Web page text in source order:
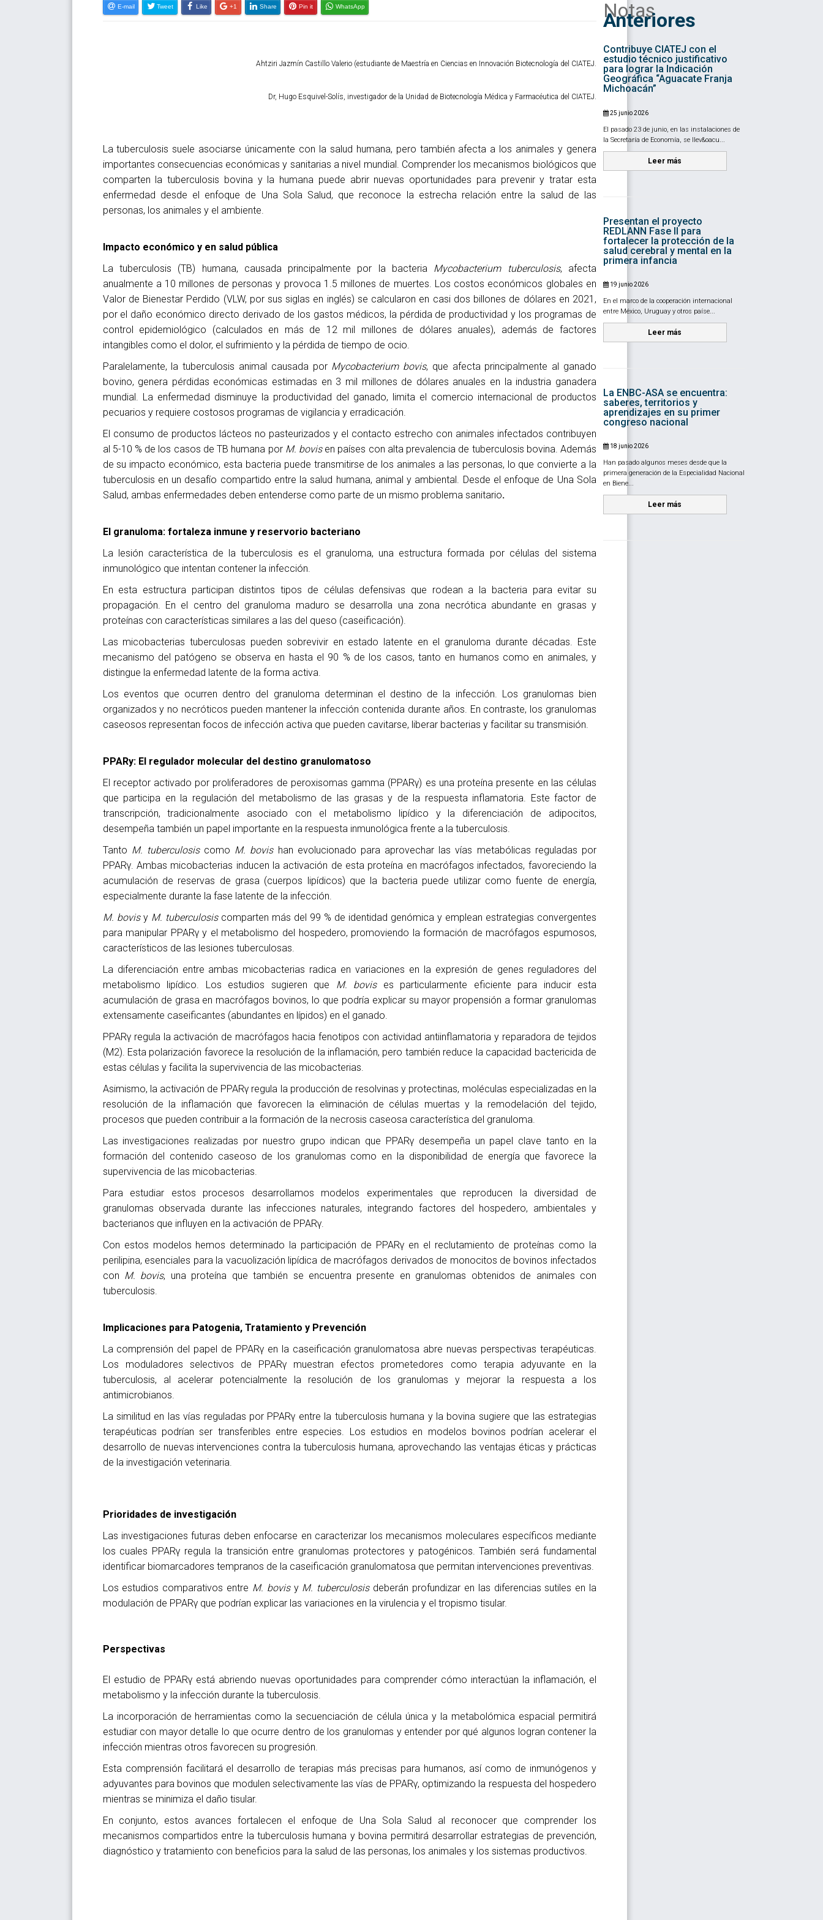
E-mail Tweet Like +1 Share Pin it WhatsApp
Ahtziri Jazmín Castillo Valerio (estudiante de Maestría en Ciencias en Innovación Biotecnología del CIATEJ.
Dr, Hugo Esquivel-Solís​, investigador de la Unidad de Biotecnología Médica y Farmacéutica del CIATEJ.
La tuberculosis suele asociarse únicamente con la salud humana, pero también afecta a los animales y genera
importantes consecuencias económicas y sanitarias a nivel mundial. Comprender los mecanismos biológicos que
comparten la tuberculosis bovina y la humana puede abrir nuevas oportunidades para prevenir y tratar esta
enfermedad desde el enfoque de Una Sola Salud, que reconoce la estrecha relación entre la salud de las
personas, los animales y el ambiente.
Impacto económico y en salud pública
La tuberculosis (TB) humana, causada principalmente por la bacteria Mycobacterium tuberculosis, afecta
anualmente a 10 millones de personas y provoca 1.5 millones de muertes. Los costos económicos globales en
Valor de Bienestar Perdido (VLW, por sus siglas en inglés) se calcularon en casi dos billones de dólares en 2021,
por el daño económico directo derivado de los gastos médicos, la pérdida de productividad y los programas de
control epidemiológico (calculados en más de 12 mil millones de dólares anuales), además de factores
intangibles como el dolor, el sufrimiento y la pérdida de tiempo de ocio.
Paralelamente, la tuberculosis animal causada por Mycobacterium bovis, que afecta principalmente al ganado
bovino, genera pérdidas económicas estimadas en 3 mil millones de dólares anuales en la industria ganadera
mundial. La enfermedad disminuye la productividad del ganado, limita el comercio internacional de productos
pecuarios y requiere costosos programas de vigilancia y erradicación.
El consumo de productos lácteos no pasteurizados y el contacto estrecho con animales infectados contribuyen
al 5-10 % de los casos de TB humana por M. bovisen países con alta prevalencia de tuberculosis bovina. Además
de su impacto económico, esta bacteria puede transmitirse de los animales a las personas, lo que convierte a la
tuberculosis en un desafío compartido entre la salud humana, animal y ambiental. Desde el enfoque de Una Sola
Salud, ambas enfermedades deben entenderse como parte de un mismo problema sanitario.
El granuloma: fortaleza inmune y reservorio bacteriano
La lesión característica de la tuberculosis es el granuloma, una estructura formada por células del sistema
inmunológico que intentan contener la infección.
En esta estructura participan distintos tipos de células defensivas que rodean a la bacteria para evitar su
propagación. En el centro del granuloma maduro se desarrolla una zona necrótica abundante en grasas y
proteínas con características similares a las del queso (caseificación).
Las micobacterias tuberculosas pueden sobrevivir en estado latente en el granuloma durante décadas. Este
mecanismo del patógeno se observa en hasta el 90 % de los casos, tanto en humanos como en animales, y
distingue la enfermedad latente de la forma activa.
Los eventos que ocurren dentro del granuloma determinan el destino de la infección. Los granulomas bien
organizados y no necróticos pueden mantener la infección contenida durante años. En contraste, los granulomas
caseosos representan focos de infección activa que pueden cavitarse, liberar bacterias y facilitar su transmisión.
PPARy: El regulador molecular del destino granulomatoso
El receptor activado por proliferadores de peroxisomas gamma (PPARγ) es una proteína presente en las células
que participa en la regulación del metabolismo de las grasas y de la respuesta inflamatoria. Este factor de
transcripción, tradicionalmente asociado con el metabolismo lipídico y la diferenciación de adipocitos,
desempeña también un papel importante en la respuesta inmunológica frente a la tuberculosis.
Tanto M. tuberculosiscomo M. bovishan evolucionado para aprovechar las vías metabólicas reguladas por
PPARγ. Ambas micobacterias inducen la activación de esta proteína en macrófagos infectados, favoreciendo la
acumulación de reservas de grasa (cuerpos lipídicos) que la bacteria puede utilizar como fuente de energía,
especialmente durante la fase latente de la infección.
M. bovisy M. tuberculosiscomparten más del 99 % de identidad genómica y emplean estrategias convergentes
para manipular PPARγ y el metabolismo del hospedero, promoviendo la formación de macrófagos espumosos,
característicos de las lesiones tuberculosas.
La diferenciación entre ambas micobacterias radica en variaciones en la expresión de genes reguladores del
metabolismo lipídico. Los estudios sugieren que M. bovises particularmente eficiente para inducir esta
acumulación de grasa en macrófagos bovinos, lo que podría explicar su mayor propensión a formar granulomas
extensamente caseificantes (abundantes en lípidos) en el ganado.
PPARγ regula la activación de macrófagos hacia fenotipos con actividad antiinflamatoria y reparadora de tejidos
(M2). Esta polarización favorece la resolución de la inflamación, pero también reduce la capacidad bactericida de
estas células y facilita la supervivencia de las micobacterias.
Asimismo, la activación de PPARγ regula la producción de resolvinas y protectinas, moléculas especializadas en la
resolución de la inflamación que favorecen la eliminación de células muertas y la remodelación del tejido,
procesos que pueden contribuir a la formación de la necrosis caseosa característica del granuloma.
Las investigaciones realizadas por nuestro grupo indican que PPARγ desempeña un papel clave tanto en la
formación del contenido caseoso de los granulomas como en la disponibilidad de energía que favorece la
supervivencia de las micobacterias.
Para estudiar estos procesos desarrollamos modelos experimentales que reproducen la diversidad de
granulomas observada durante las infecciones naturales, integrando factores del hospedero, ambientales y
bacterianos que influyen en la activación de PPARγ.
Con estos modelos hemos determinado la participación de PPARγ en el reclutamiento de proteínas como la
perilipina, esenciales para la vacuolización lipídica de macrófagos derivados de monocitos de bovinos infectados
con M. bovis, una proteína que también se encuentra presente en granulomas obtenidos de animales con
tuberculosis.
Implicaciones para Patogenia, Tratamiento y Prevención
La comprensión del papel de PPARγ en la caseificación granulomatosa abre nuevas perspectivas terapéuticas.
Los moduladores selectivos de PPARγ muestran efectos prometedores como terapia adyuvante en la
tuberculosis, al acelerar potencialmente la resolución de los granulomas y mejorar la respuesta a los
antimicrobianos.
La similitud en las vías reguladas por PPARγ entre la tuberculosis humana y la bovina sugiere que las estrategias
terapéuticas podrían ser transferibles entre especies. Los estudios en modelos bovinos podrían acelerar el
desarrollo de nuevas intervenciones contra la tuberculosis humana, aprovechando las ventajas éticas y prácticas
de la investigación veterinaria.
Prioridades de investigación
Las investigaciones futuras deben enfocarse en caracterizar los mecanismos moleculares específicos mediante
los cuales PPARγ regula la transición entre granulomas protectores y patogénicos. También será fundamental
identificar biomarcadores tempranos de la caseificación granulomatosa que permitan intervenciones preventivas.
Los estudios comparativos entre M. bovisy M. tuberculosisdeberán profundizar en las diferencias sutiles en la
modulación de PPARγ que podrían explicar las variaciones en la virulencia y el tropismo tisular.
Perspectivas
El estudio de PPARγ está abriendo nuevas oportunidades para comprender cómo interactúan la inflamación, el
metabolismo y la infección durante la tuberculosis.
La incorporación de herramientas como la secuenciación de célula única y la metabolómica espacial permitirá
estudiar con mayor detalle lo que ocurre dentro de los granulomas y entender por qué algunos logran contener la
infección mientras otros favorecen su progresión.
Esta comprensión facilitará el desarrollo de terapias más precisas para humanos, así como de inmunógenos y
adyuvantes para bovinos que modulen selectivamente las vías de PPARγ, optimizando la respuesta del hospedero
mientras se minimiza el daño tisular.
En conjunto, estos avances fortalecen el enfoque de Una Sola Salud al reconocer que comprender los
mecanismos compartidos entre la tuberculosis humana y bovina permitirá desarrollar estrategias de prevención,
diagnóstico y tratamiento con beneficios para la salud de las personas, los animales y los sistemas productivos.
Notas
Anteriores
Contribuye CIATEJ con el
estudio técnico justificativo
para lograr la Indicación
Geográfica “Aguacate Franja
Michoacán”
25 junio 2026
El pasado 23 de junio, en las instalaciones de
la Secretaría de Economía, se llev&oacu...
Leer más
Presentan el proyecto
REDLANN Fase II para
fortalecer la protección de la
salud cerebral y mental en la
primera infancia
19 junio 2026
En el marco de la cooperación internacional
entre México, Uruguay y otros paíse...
Leer más
La ENBC-ASA se encuentra:
saberes, territorios y
aprendizajes en su primer
congreso nacional
18 junio 2026
Han pasado algunos meses desde que la
primera generación de la Especialidad Nacional
en Biene...
Leer más